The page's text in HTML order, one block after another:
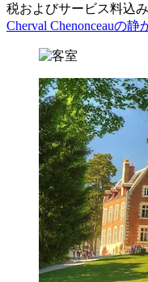
税およびサービス料込み
Cherval Chenonceauの